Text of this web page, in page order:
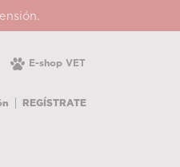
E-shop VET
REGÍSTRATE